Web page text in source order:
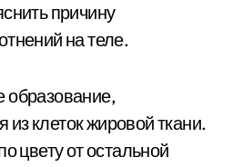
причину
на теле.
образование,
клеток жировой ткани.
цвету от остальной